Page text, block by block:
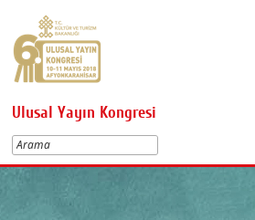
Ulusal Yayın Kongresi